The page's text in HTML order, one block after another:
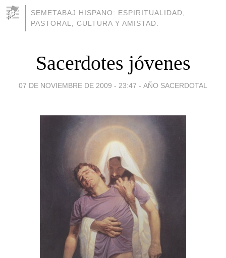
SEMETABAJ HISPANO: ESPIRITUALIDAD,
PASTORAL, CULTURA Y AMISTAD.
Sacerdotes jóvenes
07 DE NOVIEMBRE DE 2009 - 23:47 - AÑO SACERDOTAL